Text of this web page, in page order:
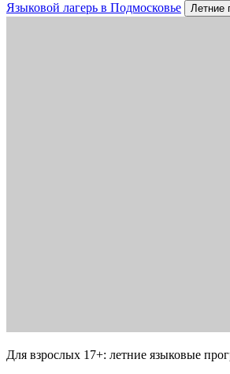
Языковой лагерь в Подмосковье
Летние
Для взрослых 17+: летние языковые